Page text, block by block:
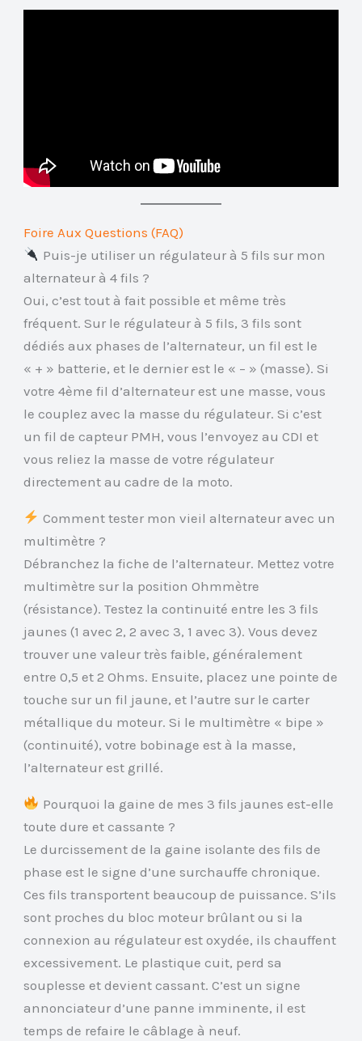
Foire Aux Questions (FAQ)
Puis-je utiliser un régulateur à 5 fils sur mon
alternateur à 4 fils ?
Oui, c’est tout à fait possible et même très
fréquent. Sur le régulateur à 5 fils, 3 fils sont
dédiés aux phases de l’alternateur, un fil est le
« + » batterie, et le dernier est le « – » (masse). Si
votre 4ème fil d’alternateur est une masse, vous
le couplez avec la masse du régulateur. Si c’est
un fil de capteur PMH, vous l’envoyez au CDI et
vous reliez la masse de votre régulateur
directement au cadre de la moto.
Comment tester mon vieil alternateur avec un
multimètre ?
Débranchez la fiche de l’alternateur. Mettez votre
multimètre sur la position Ohmmètre
(résistance). Testez la continuité entre les 3 fils
jaunes (1 avec 2, 2 avec 3, 1 avec 3). Vous devez
trouver une valeur très faible, généralement
entre 0,5 et 2 Ohms. Ensuite, placez une pointe de
touche sur un fil jaune, et l’autre sur le carter
métallique du moteur. Si le multimètre « bipe »
(continuité), votre bobinage est à la masse,
l’alternateur est grillé.
Pourquoi la gaine de mes 3 fils jaunes est-elle
toute dure et cassante ?
Le durcissement de la gaine isolante des fils de
phase est le signe d’une surchauffe chronique.
Ces fils transportent beaucoup de puissance. S’ils
sont proches du bloc moteur brûlant ou si la
connexion au régulateur est oxydée, ils chauffent
excessivement. Le plastique cuit, perd sa
souplesse et devient cassant. C’est un signe
annonciateur d’une panne imminente, il est
temps de refaire le câblage à neuf.